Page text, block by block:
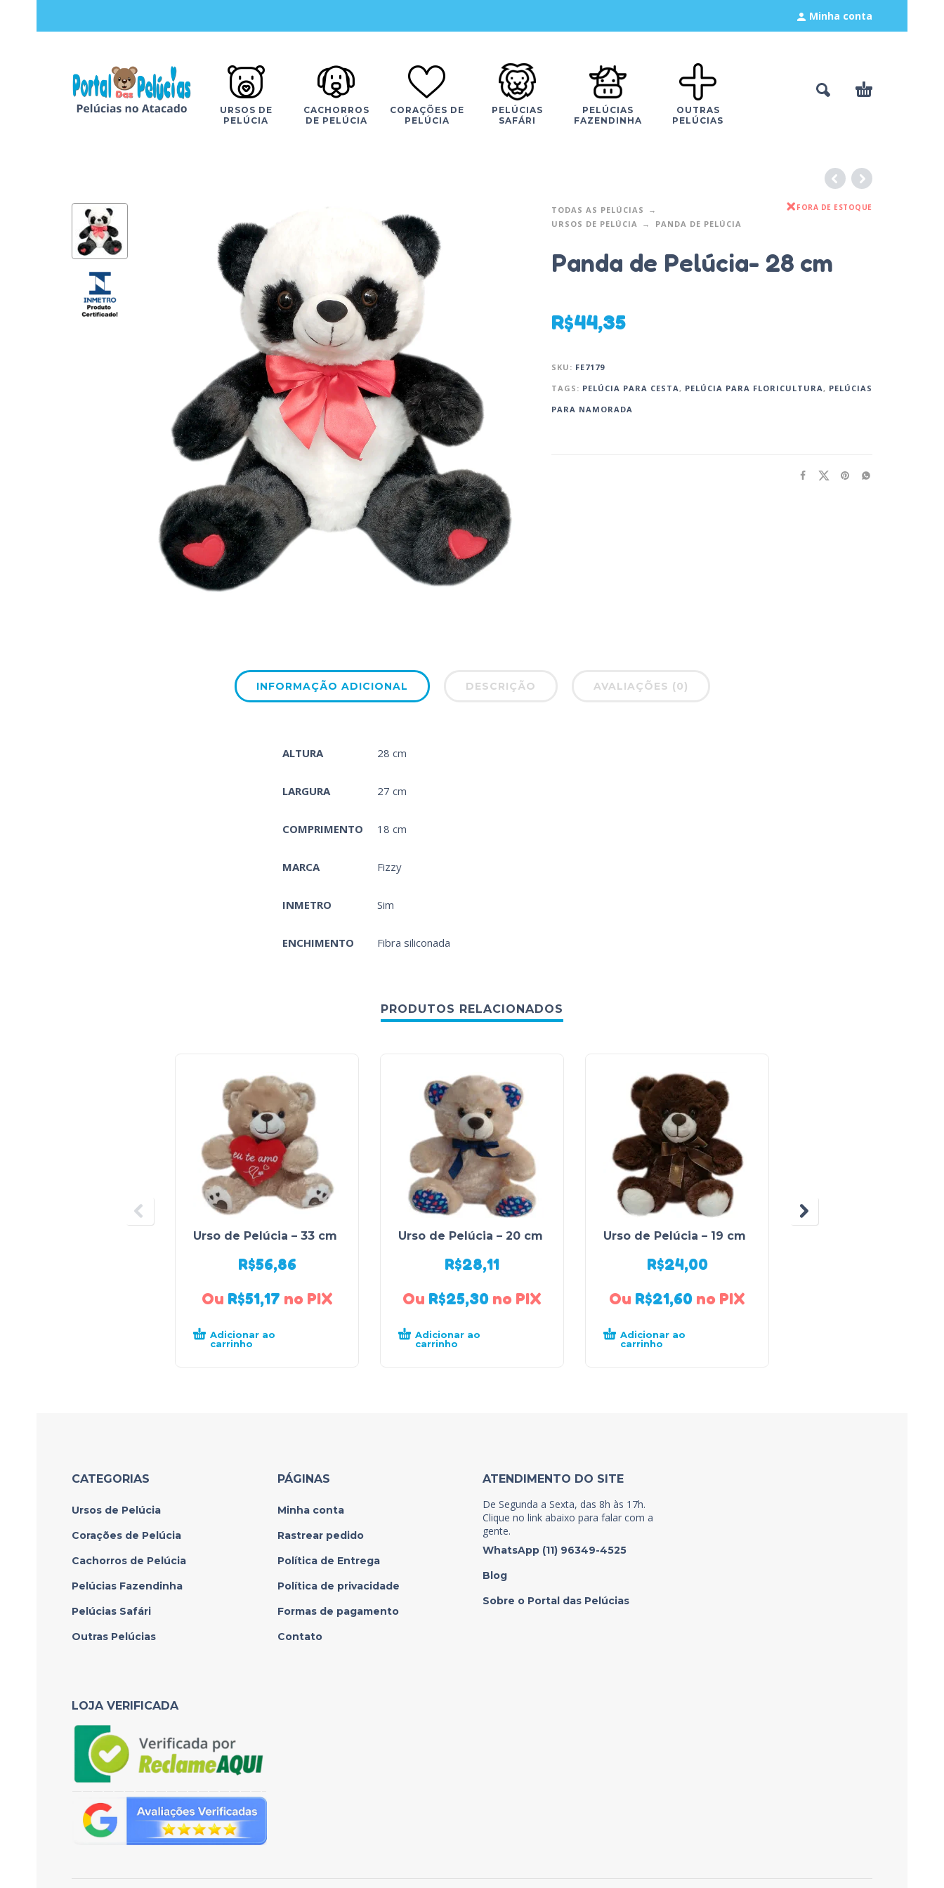
Minha conta
URSOS DE
PELÚCIA
CACHORROS
DE PELÚCIA
CORAÇÕES DE
PELÚCIA
PELÚCIAS
SAFÁRI
PELÚCIAS
FAZENDINHA
OUTRAS
PELÚCIAS
TODAS AS PELÚCIAS
URSOS DE PELÚCIA
PANDA DE PELÚCIA
FORA DE ESTOQUE
Panda de Pelúcia- 28 cm
R$44,35
SKU: FE7179
TAGS: PELÚCIA PARA CESTA‎, PELÚCIA PARA FLORICULTURA, PELÚCIAS
PARA NAMORADA
INFORMAÇÃO ADICIONAL DESCRIÇÃO AVALIAÇÕES (0)
ALTURA 28 cm
LARGURA 27 cm
COMPRIMENTO 18 cm
MARCA Fizzy
INMETRO Sim
ENCHIMENTO Fibra siliconada
PRODUTOS RELACIONADOS
Urso de Pelúcia – 33 cm
R$56,86
Ou R$51,17 no PIX
Adicionar ao
carrinho
Urso de Pelúcia – 20 cm
R$28,11
Ou R$25,30 no PIX
Adicionar ao
carrinho
Urso de Pelúcia – 19 cm
R$24,00
Ou R$21,60 no PIX
Adicionar ao
carrinho
CATEGORIAS
Ursos de Pelúcia
Corações de Pelúcia
Cachorros de Pelúcia
Pelúcias Fazendinha
Pelúcias Safári
Outras Pelúcias
PÁGINAS
Minha conta
Rastrear pedido
Política de Entrega
Política de privacidade
Formas de pagamento
Contato
ATENDIMENTO DO SITE
De Segunda a Sexta, das 8h às 17h.
Clique no link abaixo para falar com a
gente.
WhatsApp (11) 96349-4525
Blog
Sobre o Portal das Pelúcias
LOJA VERIFICADA